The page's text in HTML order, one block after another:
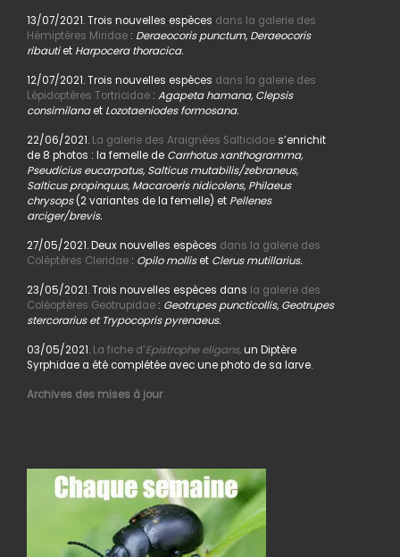
13/07/2021. Trois nouvelles espèces dans la galerie des
Hémiptères Miridae: Deraeocoris punctum, Deraeocoris
ribautiet Harpocera thoracica.
12/07/2021. Trois nouvelles espèces dans la galerie des
Lépidoptères Tortricidae: Agapeta hamana, Clepsis
consimilanaet Lozotaeniodes formosana.
22/06/2021. La galerie des Araignées Salticidaes’enrichit
de 8 photos : la femelle de Carrhotus xanthogramma,
Pseudicius eucarpatus, Salticus mutabilis/zebraneus,
Salticus propinquus, Macaroeris nidicolens, Philaeus
chrysops(2 variantes de la femelle) et Pellenes
arciger/brevis.
27/05/2021. Deux nouvelles espèces dans la galerie des
Coléptères Cleridae: Opilo molliset Clerus mutillarius.
23/05/2021. Trois nouvelles espèces dans la galerie des
Coléoptères Geotrupidae: Geotrupes puncticollis, Geotrupes
stercorarius et Trypocopris pyrenaeus.
03/05/2021. La fiche d’Epistrophe eligans,un Diptère
Syrphidae a été complétée avec une photo de sa larve.
Archives des mises à jour